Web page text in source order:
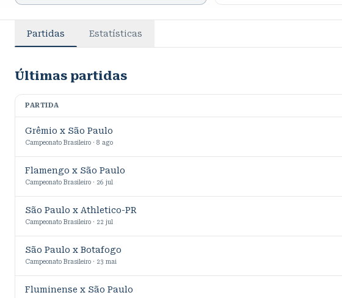
Partidas Estatísticas
Últimas partidas
PARTIDA
Grêmio x São Paulo
Campeonato Brasileiro · 8 ago
Flamengo x São Paulo
Campeonato Brasileiro · 26 jul
São Paulo x Athletico-PR
Campeonato Brasileiro · 22 jul
São Paulo x Botafogo
Campeonato Brasileiro · 23 mai
Fluminense x São Paulo